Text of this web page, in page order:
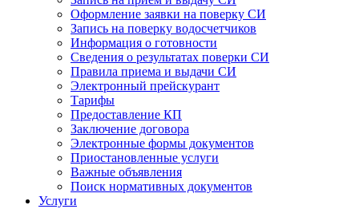
Оформление заявки на поверку СИ
Запись на поверку водосчетчиков
Информация о готовности
Сведения о результатах поверки СИ
Правила приема и выдачи СИ
Электронный прейскурант
Тарифы
Предоставление КП
Заключение договора
Электронные формы документов
Приостановленные услуги
Важные объявления
Поиск нормативных документов
Услуги